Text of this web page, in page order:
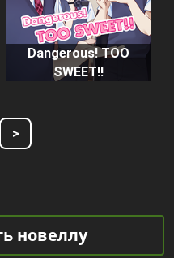
Dangerous! TOO
SWEET!!
>
новеллу